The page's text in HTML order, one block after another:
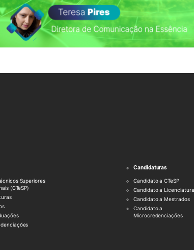
Superiores
(CTeSP)
Candidaturas
Candidato a CTeSP
Candidato a
Candidato a Mestrados
Candidato a
Microcredenciações